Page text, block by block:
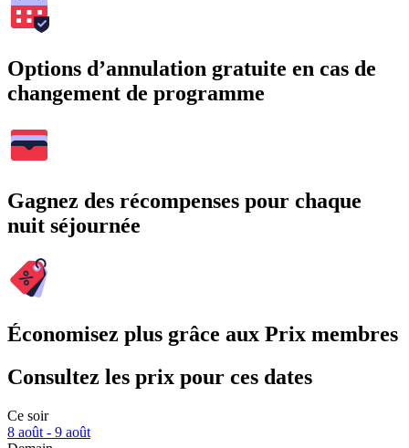
Options d’annulation gratuite en cas de
changement de programme
Gagnez des récompenses pour chaque
nuit séjournée
Économisez plus grâce aux Prix membres
Consultez les prix pour ces dates
Ce soir
8 août - 9 août